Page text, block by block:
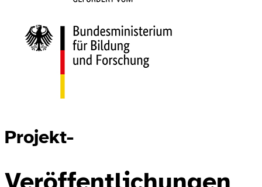
Projekt-